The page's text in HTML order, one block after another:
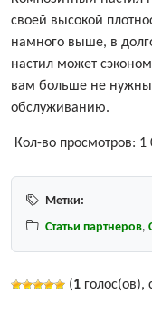
своей высокой
намного выше, в
настил может
вам больше не нужны
обслуживанию.
Кол-во просмотров: 1
Метки:
Статьи партнеров,
(1 голос(ов),